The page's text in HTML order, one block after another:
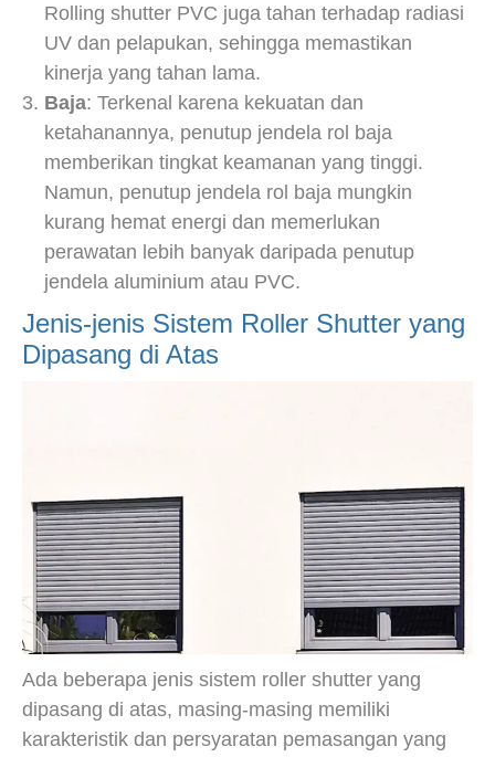
Rolling shutter PVC juga tahan terhadap radiasi
UV dan pelapukan, sehingga memastikan
kinerja yang tahan lama.
Baja: Terkenal karena kekuatan dan
ketahanannya, penutup jendela rol baja
memberikan tingkat keamanan yang tinggi.
Namun, penutup jendela rol baja mungkin
kurang hemat energi dan memerlukan
perawatan lebih banyak daripada penutup
jendela aluminium atau PVC.
Jenis-jenis Sistem Roller Shutter yang
Dipasang di Atas
Ada beberapa jenis sistem roller shutter yang
dipasang di atas, masing-masing memiliki
karakteristik dan persyaratan pemasangan yang